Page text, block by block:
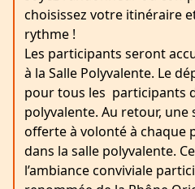
choisissez votre itinéraire
rythme !
Les participants seront
à la Salle Polyvalente. Le
pour tous les participants
polyvalente. Au retour, une
offerte à volonté à chaque
dans la salle polyvalente.
l’ambiance conviviale